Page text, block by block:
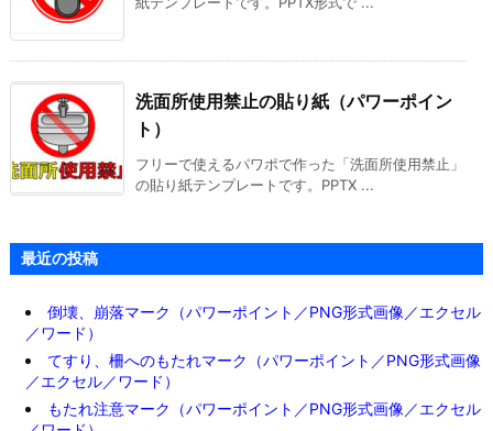
洗面所使用禁止の貼り紙（パワーポイン
ト）
フリーで使えるパワポで作った「洗面所使用禁止」
の貼り紙テンプレートです。PPTX ...
最近の投稿
倒壊、崩落マーク（パワーポイント／PNG形式画像／エクセル
／ワード）
てすり、柵へのもたれマーク（パワーポイント／PNG形式画像
／エクセル／ワード）
もたれ注意マーク（パワーポイント／PNG形式画像／エクセル